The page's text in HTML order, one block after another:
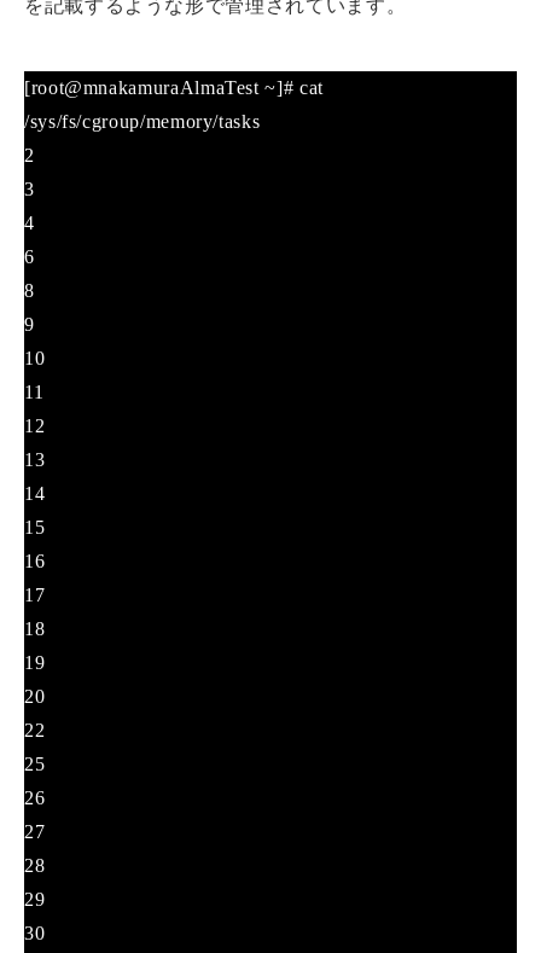
を記載するような形で管理されています。
[root@mnakamuraAlmaTest ~]# cat
/sys/fs/cgroup/memory/tasks
2
3
4
6
8
9
10
11
12
13
14
15
16
17
18
19
20
22
25
26
27
28
29
30